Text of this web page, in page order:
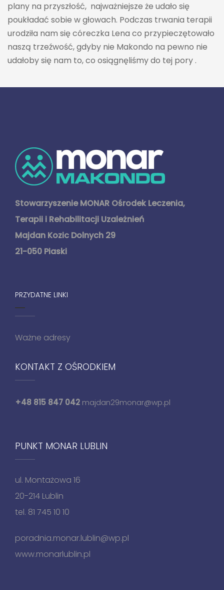
plany na przyszłość, najważniejsze że udało się
poukładać sobie w głowach. Podczas trwania terapii
urodziła nam się córeczka Lena co przypieczętowało
naszą trzeźwość, gdyby nie Makondo na pewno nie
udałoby się nam to, co osiągnęliśmy do tej pory .
Stowarzyszenie MONAR Ośrodek Leczenia,
Terapii i Rehabilitacji Uzależnień
Majdan Kozic Dolnych 29
21-050 Piaski
PRZYDATNE LINKI
Ważne adresy
KONTAKT Z OŚRODKIEM
+48 815 847 042 majdan29monar@wp.pl
PUNKT MONAR LUBLIN
ul. Montażowa 16
20-214 Lublin
tel. 81 745 10 10
poradnia.monar.lublin@wp.pl
www.monarlublin.pl